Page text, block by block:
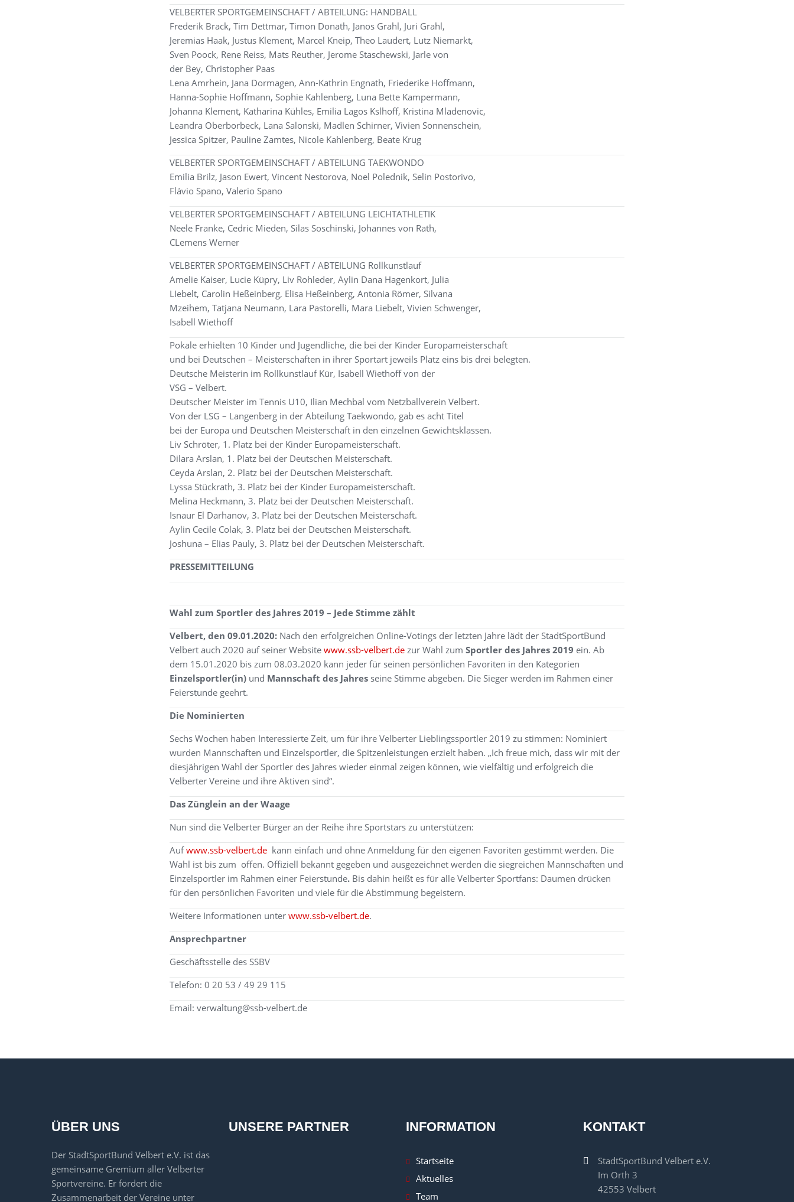
VELBERTER SPORTGEMEINSCHAFT / ABTEILUNG: HANDBALL
Frederik Brack, Tim Dettmar, Timon Donath, Janos Grahl, Juri Grahl,
Jeremias Haak, Justus Klement, Marcel Kneip, Theo Laudert, Lutz Niemarkt,
Sven Poock, Rene Reiss, Mats Reuther, Jerome Staschewski, Jarle von
der Bey, Christopher Paas
Lena Amrhein, Jana Dormagen, Ann-Kathrin Engnath, Friederike Hoffmann,
Hanna-Sophie Hoffmann, Sophie Kahlenberg, Luna Bette Kampermann,
Johanna Klement, Katharina Kühles, Emilia Lagos Kslhoff, Kristina Mladenovic,
Leandra Oberborbeck, Lana Salonski, Madlen Schirner, Vivien Sonnenschein,
Jessica Spitzer, Pauline Zamtes, Nicole Kahlenberg, Beate Krug
VELBERTER SPORTGEMEINSCHAFT / ABTEILUNG TAEKWONDO
Emilia Brilz, Jason Ewert, Vincent Nestorova, Noel Polednik, Selin Postorivo,
Flávio Spano, Valerio Spano
VELBERTER SPORTGEMEINSCHAFT / ABTEILUNG LEICHTATHLETIK
Neele Franke, Cedric Mieden, Silas Soschinski, Johannes von Rath,
CLemens Werner
VELBERTER SPORTGEMEINSCHAFT / ABTEILUNG Rollkunstlauf
Amelie Kaiser, Lucie Küpry, Liv Rohleder, Aylin Dana Hagenkort, Julia
LIebelt, Carolin Heßeinberg, Elisa Heßeinberg, Antonia Römer, Silvana
Mzeihem, Tatjana Neumann, Lara Pastorelli, Mara Liebelt, Vivien Schwenger,
Isabell Wiethoff
Pokale erhielten 10 Kinder und Jugendliche, die bei der Kinder Europameisterschaft
und bei Deutschen – Meisterschaften in ihrer Sportart jeweils Platz eins bis drei belegten.
Deutsche Meisterin im Rollkunstlauf Kür, Isabell Wiethoff von der
VSG – Velbert.
Deutscher Meister im Tennis U10, Ilian Mechbal vom Netzballverein Velbert.
Von der LSG – Langenberg in der Abteilung Taekwondo, gab es acht Titel
bei der Europa und Deutschen Meisterschaft in den einzelnen Gewichtsklassen.
Liv Schröter, 1. Platz bei der Kinder Europameisterschaft.
Dilara Arslan, 1. Platz bei der Deutschen Meisterschaft.
Ceyda Arslan, 2. Platz bei der Deutschen Meisterschaft.
Lyssa Stückrath, 3. Platz bei der Kinder Europameisterschaft.
Melina Heckmann, 3. Platz bei der Deutschen Meisterschaft.
Isnaur El Darhanov, 3. Platz bei der Deutschen Meisterschaft.
Aylin Cecile Colak, 3. Platz bei der Deutschen Meisterschaft.
Joshuna – Elias Pauly, 3. Platz bei der Deutschen Meisterschaft.
PRESSEMITTEILUNG
Wahl zum Sportler des Jahres 2019 – Jede Stimme zählt
Velbert, den 09.01.2020: Nach den erfolgreichen Online-Votings der letzten Jahre lädt der StadtSportBund
Velbert auch 2020 auf seiner Website www.ssb-velbert.de zur Wahl zum Sportler des Jahres 2019 ein. Ab
dem 15.01.2020 bis zum 08.03.2020 kann jeder für seinen persönlichen Favoriten in den Kategorien
Einzelsportler(in) und Mannschaft des Jahres seine Stimme abgeben. Die Sieger werden im Rahmen einer
Feierstunde geehrt.
Die Nominierten
Sechs Wochen haben Interessierte Zeit, um für ihre Velberter Lieblingssportler 2019 zu stimmen: Nominiert
wurden Mannschaften und Einzelsportler, die Spitzenleistungen erzielt haben. „Ich freue mich, dass wir mit der
diesjährigen Wahl der Sportler des Jahres wieder einmal zeigen können, wie vielfältig und erfolgreich die
Velberter Vereine und ihre Aktiven sind“.
Das Zünglein an der Waage
Nun sind die Velberter Bürger an der Reihe ihre Sportstars zu unterstützen:
Aufwww.ssb-velbert.de kann einfach und ohne Anmeldung für den eigenen Favoriten gestimmt werden. Die
Wahl ist bis zum offen. Offiziell bekannt gegeben und ausgezeichnet werden die siegreichen Mannschaften und
Einzelsportler im Rahmen einer Feierstunde. Bis dahin heißt es für alle Velberter Sportfans: Daumen drücken
für den persönlichen Favoriten und viele für die Abstimmung begeistern.
Weitere Informationen unter www.ssb-velbert.de.
Ansprechpartner
Geschäftsstelle des SSBV
Telefon: 0 20 53 / 49 29 115
Email: verwaltung@ssb-velbert.de
ÜBER UNS
Der StadtSportBund Velbert e.V. ist das
gemeinsame Gremium aller Velberter
Sportvereine. Er fördert die
Zusammenarbeit der Vereine unter
UNSERE PARTNER INFORMATION
Startseite
Aktuelles
Team
KONTAKT
StadtSportBund Velbert e.V.
Im Orth 3
42553 Velbert